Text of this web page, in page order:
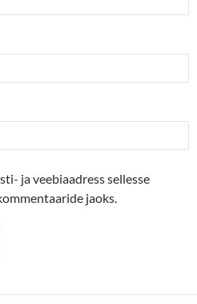
ja veebiaadress sellesse
jaoks.